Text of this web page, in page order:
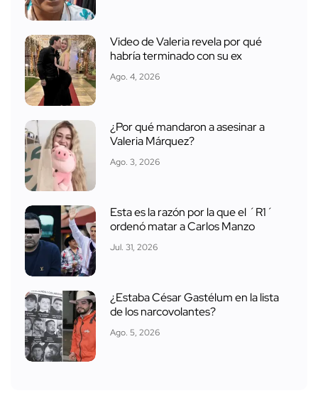
Video de Valeria revela por qué
habría terminado con su ex
Ago. 4, 2026
¿Por qué mandaron a asesinar a
Valeria Márquez?
Ago. 3, 2026
Esta es la razón por la que el ´R1´
ordenó matar a Carlos Manzo
Jul. 31, 2026
¿Estaba César Gastélum en la lista
de los narcovolantes?
Ago. 5, 2026